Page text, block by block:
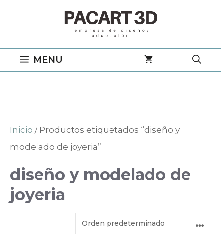
MENU
Inicio / Productos etiquetados “diseño y
modelado de joyeria”
diseño y modelado de
joyeria